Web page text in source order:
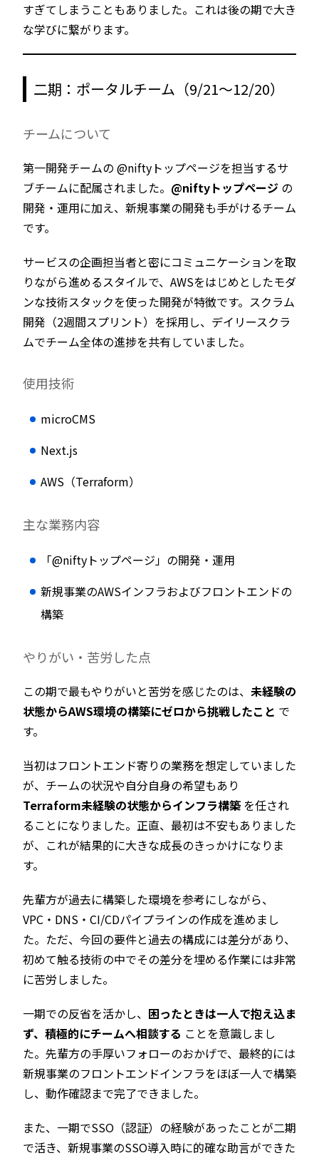
すぎてしまうこともありました。これは後の期で大き
な学びに繋がります。
二期：ポータルチーム（9/21〜12/20）
チームについて
第一開発チームの @niftyトップページを担当するサ
ブチームに配属されました。 @niftyトップページ の
開発・運用に加え、新規事業の開発も手がけるチーム
です。
サービスの企画担当者と密にコミュニケーションを取
りながら進めるスタイルで、AWSをはじめとしたモダ
ンな技術スタックを使った開発が特徴です。スクラム
開発（2週間スプリント）を採用し、デイリースクラ
ムでチーム全体の進捗を共有していました。
使用技術
microCMS
Next.js
AWS（Terraform）
主な業務内容
「@niftyトップページ」の開発・運用
新規事業のAWSインフラおよびフロントエンドの
構築
やりがい・苦労した点
この期で最もやりがいと苦労を感じたのは、 未経験の
状態からAWS環境の構築にゼロから挑戦したこと で
す。
当初はフロントエンド寄りの業務を想定していました
が、チームの状況や自分自身の希望もあり
Terraform未経験の状態からインフラ構築を任され
ることになりました。正直、最初は不安もありました
が、これが結果的に大きな成長のきっかけになりま
す。
先輩方が過去に構築した環境を参考にしながら、
VPC・DNS・CI/CDパイプラインの作成を進めまし
た。ただ、今回の要件と過去の構成には差分があり、
初めて触る技術の中でその差分を埋める作業には非常
に苦労しました。
一期での反省を活かし、 困ったときは一人で抱え込ま
ず、積極的にチームへ相談する ことを意識しまし
た。先輩方の手厚いフォローのおかげで、最終的には
新規事業のフロントエンドインフラをほぼ一人で構築
し、動作確認まで完了できました。
また、一期でSSO（認証）の経験があったことが二期
で活き、新規事業のSSO導入時に的確な助言ができた